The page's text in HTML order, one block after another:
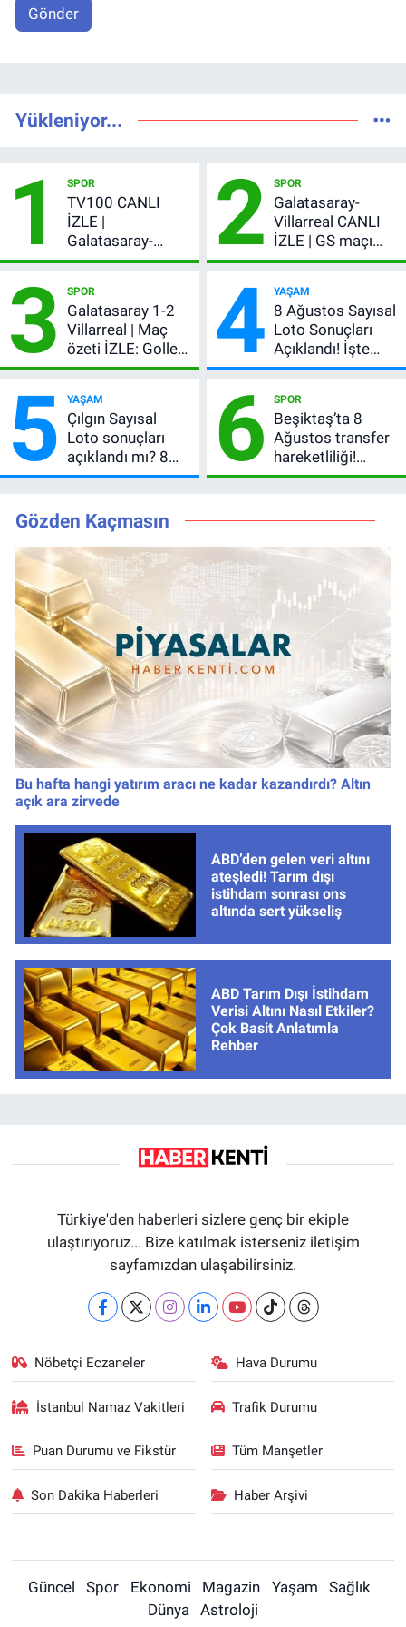
Gönder
Yükleniyor...
1 SPOR
TV100 CANLI
İZLE |
Galatasaray-
Villarreal maçı
şifresiz canlı yayın
2 SPOR
Galatasaray-
Villarreal CANLI
İZLE | GS maçı
hangi kanalda,
3 SPOR
Galatasaray 1-2
Villarreal | Maç
özeti İZLE: Goller
peş peşe geldi,
kırmızı kart gördü!
4 YAŞAM
8 Ağustos Sayısal
Loto Sonuçları
Açıklandı! İşte
Kazandıran 6
5 YAŞAM
Çılgın Sayısal
Loto sonuçları
açıklandı mı? 8
Ağustos 2026
numaralar
6 SPOR
Beşiktaş’ta 8
Ağustos transfer
hareketliliği!
Yönetim 5 bölge
Gözden Kaçmasın
Bu hafta hangi yatırım aracı ne kadar kazandırdı? Altın
açık ara zirvede
ABD’den gelen veri altını
ateşledi! Tarım dışı
istihdam sonrası ons
altında sert yükseliş
ABD Tarım Dışı İstihdam
Verisi Altını Nasıl Etkiler?
Çok Basit Anlatımla
Rehber
Türkiye'den haberleri sizlere genç bir ekiple
ulaştırıyoruz... Bize katılmak isterseniz iletişim
sayfamızdan ulaşabilirsiniz.
Nöbetçi Eczaneler Hava Durumu
İstanbul Namaz Vakitleri Trafik Durumu
Puan Durumu ve Fikstür Tüm Manşetler
Son Dakika Haberleri Haber Arşivi
Güncel Spor Ekonomi Magazin Yaşam
Sağlık
Dünya
Astroloji